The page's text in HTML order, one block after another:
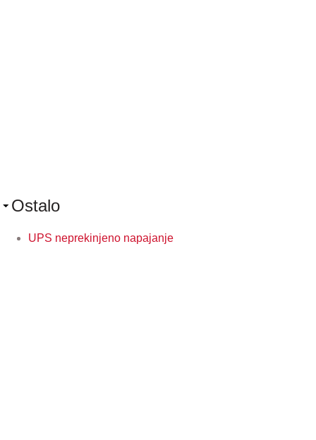
Ostalo
UPS neprekinjeno napajanje